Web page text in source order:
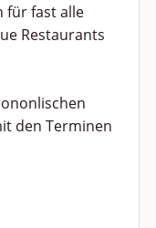
für fast alle
Restaurants
den Terminen